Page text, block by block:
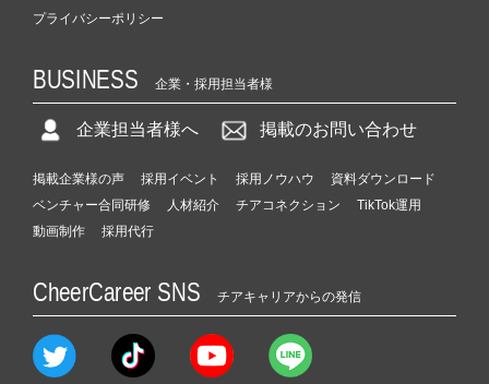
プライバシーポリシー
BUSINESS 企業・採用担当者様
企業担当者様へ 掲載のお問い合わせ
掲載企業様の声 採用イベント 採用ノウハウ
資料ダウンロード
ベンチャー合同研修
人材紹介 チアコネクション
TikTok運用
動画制作
採用代行
CheerCareer SNS チアキャリアからの発信